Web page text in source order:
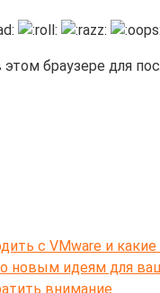
этом браузере для
с VMware и
новым идеям для
внимание